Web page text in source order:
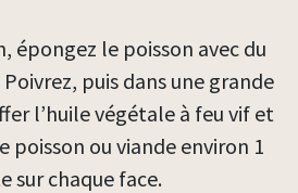
épongez le poisson avec du
puis dans une grande
l’huile végétale à feu vif et
poisson ou viande environ 1
sur chaque face.